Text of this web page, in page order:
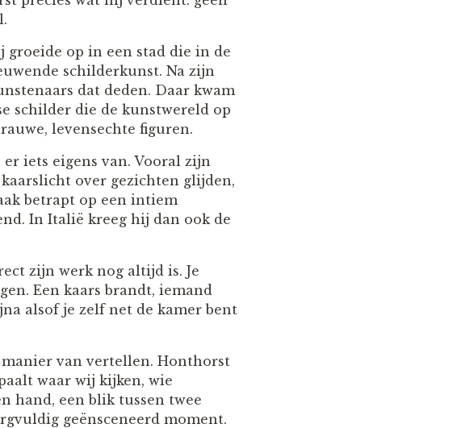
groeide op in een stad die in de
schilderkunst. Na zijn
dat deden. Daar kwam
schilder die de kunstwereld op
levensechte figuren.
iets eigens van. Vooral zijn
over gezichten glijden,
betrapt op een intiem
In Italië kreeg hij dan ook de
zijn werk nog altijd is. Je
Een kaars brandt, iemand
alsof je zelf net de kamer bent
van vertellen. Honthorst
waar wij kijken, wie
hand, een blik tussen twee
geënsceneerd moment.